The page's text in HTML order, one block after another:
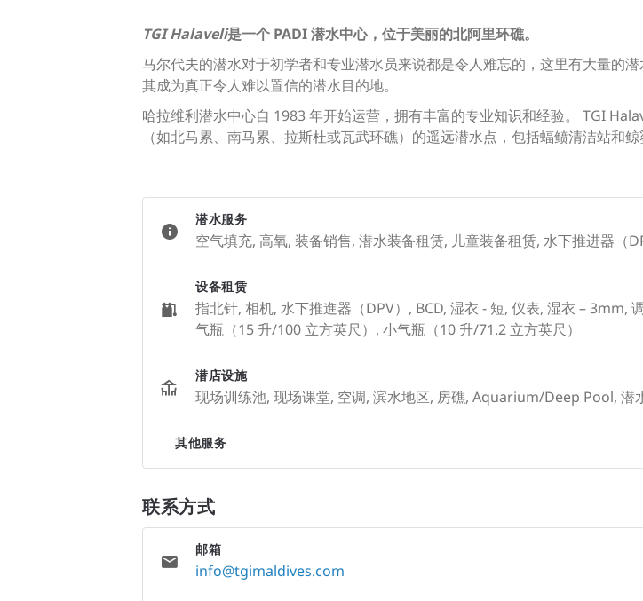
TGI Halaveli是一个 PADI 潜水中心，位于美丽的北阿里环礁。
马尔代夫的潜水对于初学者和专业潜水员来说都是令人难忘的，这里有大量的
其成为真正令人难以置信的潜水目的地。
哈拉维利潜水中心自 1983 年开始运营，拥有丰富的专业知识和经验。 TGI
（如北马累、南马累、拉斯杜或瓦武环礁）的遥远潜水点，包括蝠鲼清洁站和鲸
潜水服务
空气填充, 高氧, 装备销售, 潜水装备租赁, 儿童装备租赁, 水下推进器（
设备租赁
指北针, 相机, 水下推進器（DPV）, BCD, 湿衣 - 短, 仪表, 湿衣 – 3mm,
气瓶（15 升/100 立方英尺）, 小气瓶（10 升/71.2 立方英尺）
潜店设施
现场训练池, 现场课堂, 空调, 滨水地区, 房礁, Aquarium/Deep Pool, 潜
其他服务
联系方式
邮箱
info@tgimaldives.com